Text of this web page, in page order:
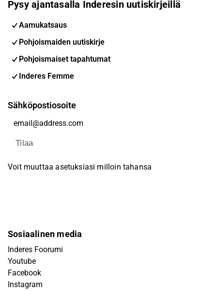
Pysy ajantasalla Inderesin uutiskirjeillä
Aamukatsaus
Pohjoismaiden uutiskirje
Pohjoismaiset tapahtumat
Inderes Femme
Sähköpostiosoite
Tilaa
Voit muuttaa asetuksiasi milloin tahansa
Sosiaalinen media
Inderes Foorumi
Youtube
Facebook
Instagram